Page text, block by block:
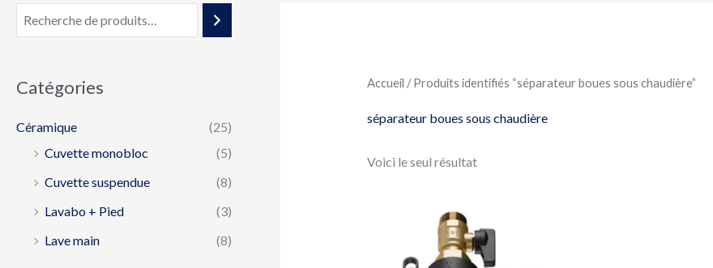
Catégories
Céramique
(25)
Cuvette monobloc
(5)
Cuvette suspendue
(8)
Lavabo + Pied
(3)
Lave main
(8)
Accueil / Produits identifiés “séparateur boues sous chaudière”
séparateur boues sous chaudière
Voici le seul résultat